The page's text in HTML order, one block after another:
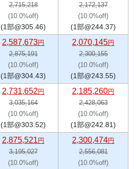
2,715,218
(10.0%off)
(1部@305.46)
2,172,137
(10.0%off)
(1部@244.37)
2,587,673円
2,875,191
(10.0%off)
(1部@304.43)
2,070,145円
2,300,155
(10.0%off)
(1部@243.55)
2,731,652円
3,035,164
(10.0%off)
(1部@303.52)
2,185,260円
2,428,063
(10.0%off)
(1部@242.81)
2,875,521円
3,195,027
(10.0%off)
2,300,474円
2,556,081
(10.0%off)